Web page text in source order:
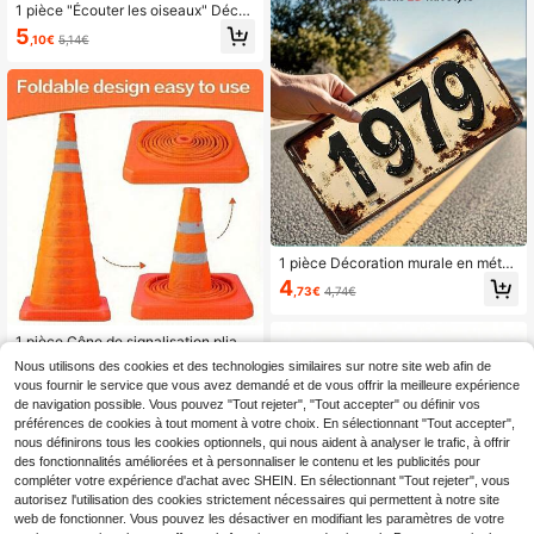
1 pièce "Écouter les oiseaux" Décor
ation murale en métal plate 2D - Dé
coration de jardin vintage, design fl
s, convient pour la ferme, la cuisine,
le porche ou le jardin, décoration ex
térieure
5 ,10€ 5,14€
1 pièce Cône de signalisation pliabl
e avec bandes réfléchissantes, desi
gn télescopique avec lumière pour
une utilisation nocturne, barrière ro
utière d'urgence pour voiture
Dès9,23€
ble, convient pour le home cinéma, l
e bar, le café et le garage
1 pièce Décoration murale en métal
vintage de 1979, thème nostalgique
de voiture, convient pour la grotte
obile rétro, design plat 2D
4 ,73€ 4,74€
Nous utilisons des cookies et des technologies similaires sur notre site web afin de
vous fournir le service que vous avez demandé et de vous offrir la meilleure expérience
de navigation possible. Vous pouvez "Tout rejeter", "Tout accepter" ou définir vos
préférences de cookies à tout moment à votre choix. En sélectionnant "Tout accepter",
nous définirons tous les cookies optionnels, qui nous aident à analyser le trafic, à offrir
des fonctionnalités améliorées et à personnaliser le contenu et les publicités pour
compléter votre expérience d'achat avec SHEIN. En sélectionnant "Tout rejeter", vous
autorisez l'utilisation des cookies strictement nécessaires qui permettent à notre site
web de fonctionner. Vous pouvez les désactiver en modifiant les paramètres de votre